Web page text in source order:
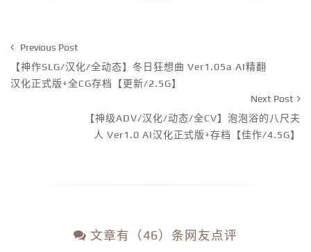
Previous Post
【神作SLG/汉化/全动态】冬日狂想曲 Ver1.05a AI精翻
汉化正式版+全CG存档【更新/2.5G】
Next Post
【神级ADV/汉化/动态/全CV】泡泡浴的八尺夫
人 Ver1.0 AI汉化正式版+存档【佳作/4.5G】
文章有（46）条网友点评